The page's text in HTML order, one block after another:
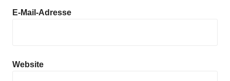
E-Mail-Adresse
Website